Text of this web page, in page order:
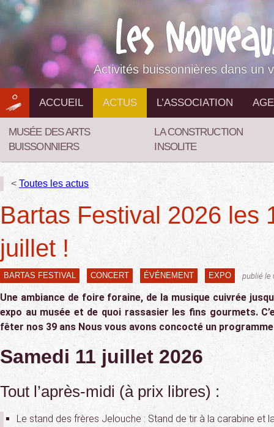
Aller
au
contenu
Activités buissonnières dans un
ACCUEIL ACTUS L’ASSOCIATION
MUSÉE DES ARTS
BUISSONNIERS
LA CONSTRUCTION
INSOLITE
< Toutes les actus
Bartas Festival 2026 les
juillet !
BARTAS FESTIVAL CONCERT ÉVÉNEMENT EXPO publié le
Une ambiance de foire foraine, de la musique cuivrée
expo au musée et de quoi rassasier les fins gourmets.
fêter nos 39 ans Nous vous avons concocté un
Samedi 11 juillet 2026
Tout l’après-midi (à prix libres) :
Le stand des frères Jelouche : Stand de tir à la carabine et